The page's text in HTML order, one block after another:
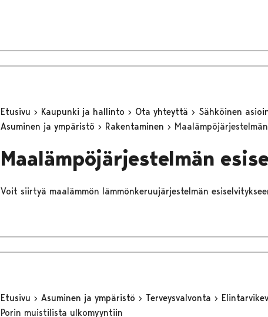
Etusivu Kaupunki ja hallinto Ota yhteyttä
Sähköinen
Asuminen ja ympäristö
Rakentaminen
Maalämpöjärjestelmän
Voit siirtyä maalämmön lämmönkeruujärjestelmän
Etusivu Asuminen ja ympäristö Terveysvalvonta
Porin muistilista ulkomyyntiin